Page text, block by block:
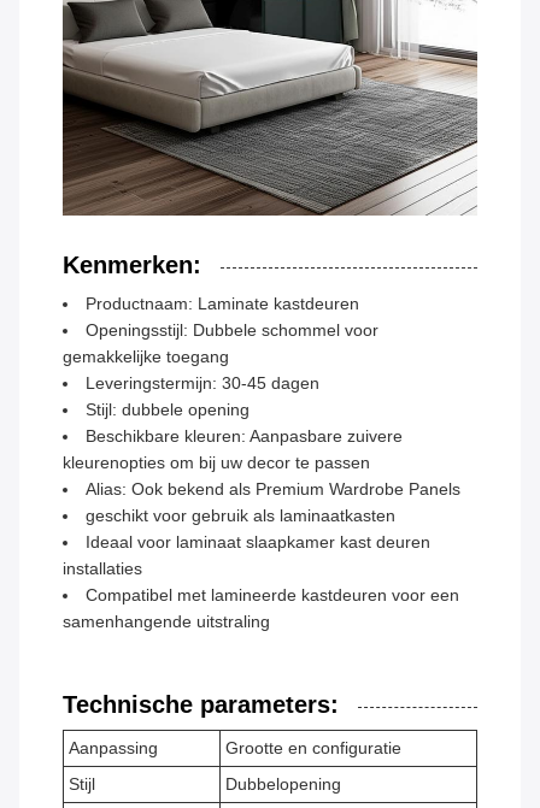
Kenmerken:
Productnaam: Laminate kastdeuren
Openingsstijl: Dubbele schommel voor
gemakkelijke toegang
Leveringstermijn: 30-45 dagen
Stijl: dubbele opening
Beschikbare kleuren: Aanpasbare zuivere
kleurenopties om bij uw decor te passen
Alias: Ook bekend als Premium Wardrobe Panels
geschikt voor gebruik als laminaatkasten
Ideaal voor laminaat slaapkamer kast deuren
installaties
Compatibel met lamineerde kastdeuren voor een
samenhangende uitstraling
Technische parameters:
Aanpassing
Grootte en configuratie
Stijl
Dubbelopening